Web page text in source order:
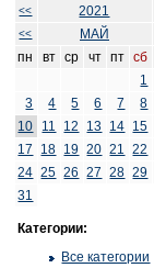
<< 2021
<<
МАЙ
пн вт ср чт пт сб
1
3
4 5 6 7 8
10
11 12 13 14 15
17
18 19 20 21 22
24 25 26 27 28 29
31
Категории:
Все категории